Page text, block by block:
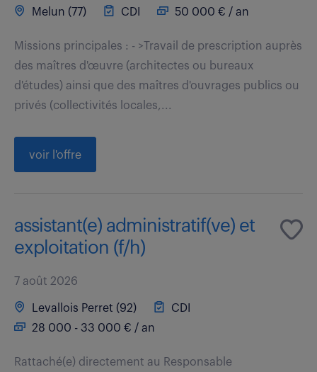
Melun (77) CDI 50 000 € / an
Missions principales : - >Travail de prescription auprès
des maîtres d'œuvre (architectes ou bureaux
d'études) ainsi que des maîtres d'ouvrages publics ou
privés (collectivités locales,...
voir l'offre
assistant(e) administratif(ve) et
exploitation (f/h)
7 août 2026
Levallois Perret (92)
CDI
28 000 - 33 000 € / an
Rattaché(e) directement au Responsable